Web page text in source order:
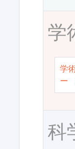
学
学
ー
科